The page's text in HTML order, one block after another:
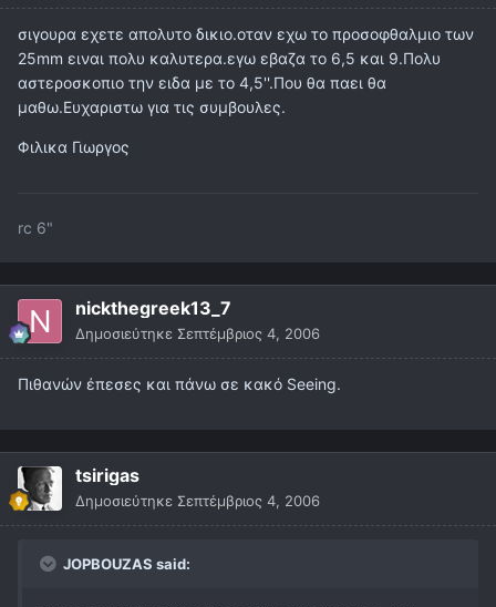
σιγουρα εχετε απολυτο δικιο.οταν εχω το προσοφθαλμιο των
25mm ειναι πολυ καλυτερα.εγω εβαζα το 6,5 και 9.Πολυ
αστεροσκοπιο την ειδα με το 4,5''.Που θα παει θα
μαθω.Ευχαριστω για τις συμβουλες.
Φιλικα Γιωργος
rc 6"
nickthegreek13_7
Δημοσιεύτηκε Σεπτέμβριος 4, 2006
Πιθανών έπεσες και πάνω σε κακό Seeing.
tsirigas
Δημοσιεύτηκε Σεπτέμβριος 4, 2006
JOPBOUZAS said: